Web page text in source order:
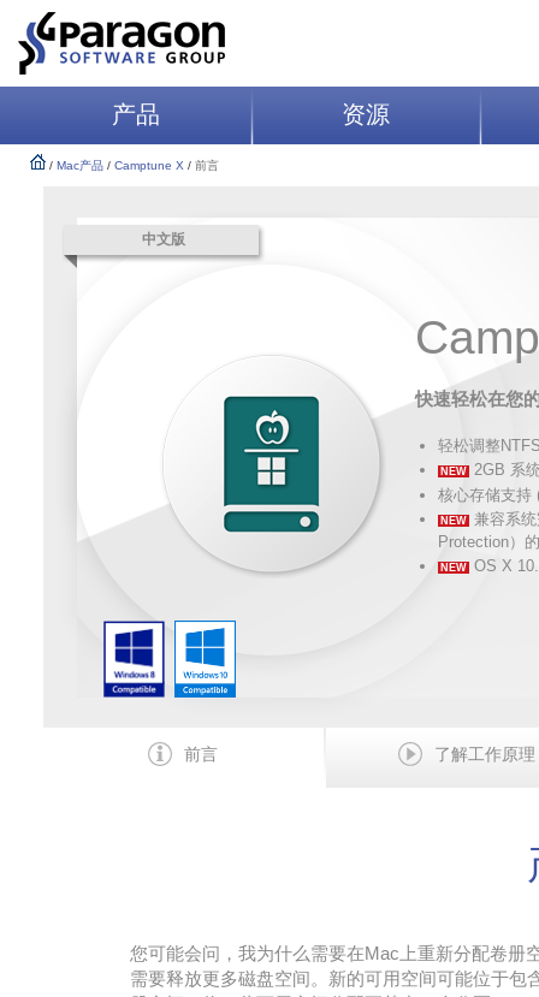
产品 资源
/ Mac产品 / Camptune X / 前言
中文版
快速轻松在您
轻松调整
NEW 2GB 系
核心存储支持
NEW 兼容系统
Protection）
NEW OS X
前言 了解工作原理
您可能会问，我为什么需要在Mac上重新分配卷册
需要释放更多磁盘空间。新的可用空间可能位于